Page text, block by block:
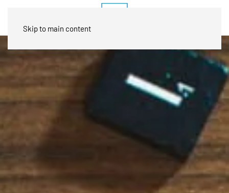
Skip to main content